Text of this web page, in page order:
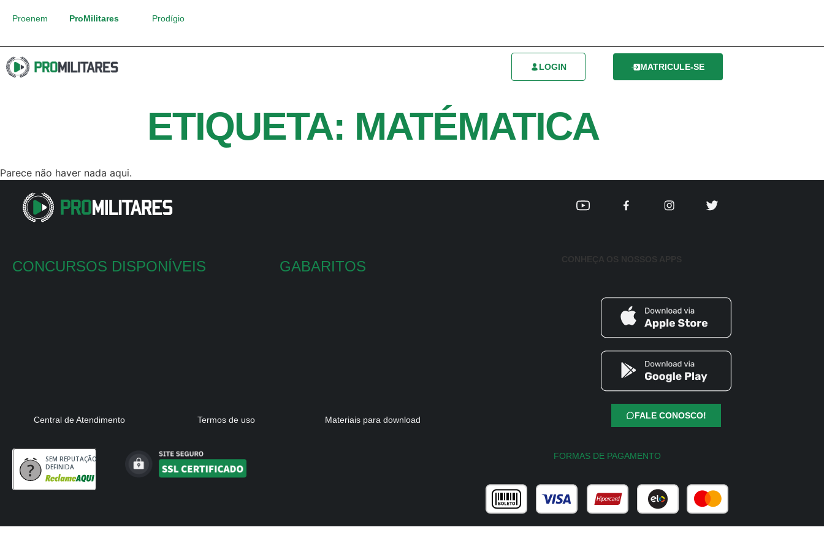
Proenem ProMilitares Prodígio
LOGIN MATRICULE-SE
ETIQUETA: MATÉMATICA
Parece não haver nada aqui.
CONCURSOS DISPONÍVEIS GABARITOS CONHEÇA OS NOSSOS APPS
Central de Atendimento Termos de uso Materiais para download FALE CONOSCO!
SEM REPUTAÇÃO
DEFINIDA
FORMAS DE PAGAMENTO